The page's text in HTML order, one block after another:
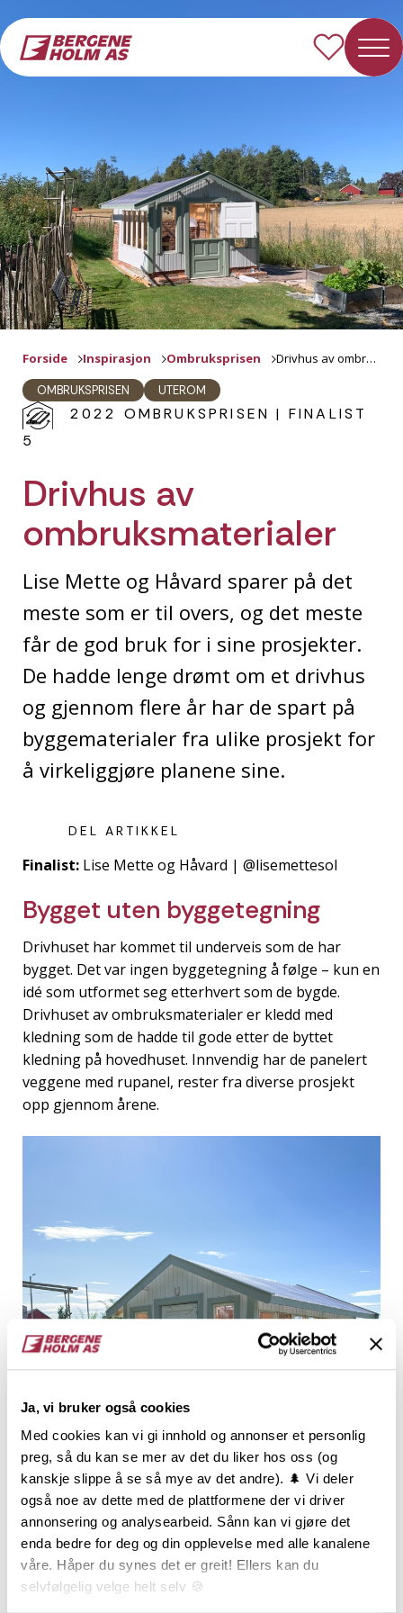
Ja, vi bruker også cookies
Med cookies kan vi gi innhold og annonser et personlig
preg, så du kan se mer av det du liker hos oss (og
kanskje slippe å se så mye av det andre). 🌲 Vi deler
også noe av dette med de plattformene der vi driver
annonsering og analysearbeid. Sånn kan vi gjøre det
enda bedre for deg og din opplevelse med alle kanalene
våre. Håper du synes det er greit! Ellers kan du
selvfølgelig velge helt selv 🍪
Forside Inspirasjon Ombruksprisen Drivhus av ombruksmaterialer
OMBRUKSPRISEN UTEROM
2022 OMBRUKSPRISEN | FINALIST
5
Drivhus av
ombruksmaterialer
Lise Mette og Håvard sparer på det
meste som er til overs, og det meste
får de god bruk for i sine prosjekter.
De hadde lenge drømt om et drivhus
og gjennom flere år har de spart på
byggematerialer fra ulike prosjekt for
å virkeliggjøre planene sine.
DEL ARTIKKEL
Finalist: Lise Mette og Håvard | @lisemettesol
Bygget uten byggetegning
Drivhuset har kommet til underveis som de har
bygget. Det var ingen byggetegning å følge – kun en
idé som utformet seg etterhvert som de bygde.
Drivhuset av ombruksmaterialer er kledd med
kledning som de hadde til gode etter de byttet
kledning på hovedhuset. Innvendig har de panelert
veggene med rupanel, rester fra diverse prosjekt
opp gjennom årene.